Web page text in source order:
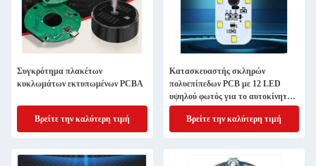
Συγκρότημα πλακέτων
κυκλωμάτων εκτυπωμένων PCBA
Βρείτε την καλύτερη τιμή
Κατασκευαστής σκληρών
πολυεπίπεδων PCB με 12 LED
υψηλού φωτός για το αυτοκίνητο
ανάγνωση φωτός υποστήριξη
ακουστικό διακόπτη USB φόρτιση
Βρείτε την καλύτερη τιμή